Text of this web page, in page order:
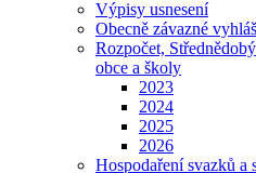
Výpisy usnesení
Obecně závazné
Rozpočet,
obce a školy
2023
2024
2025
2026
Hospodaření svazků a